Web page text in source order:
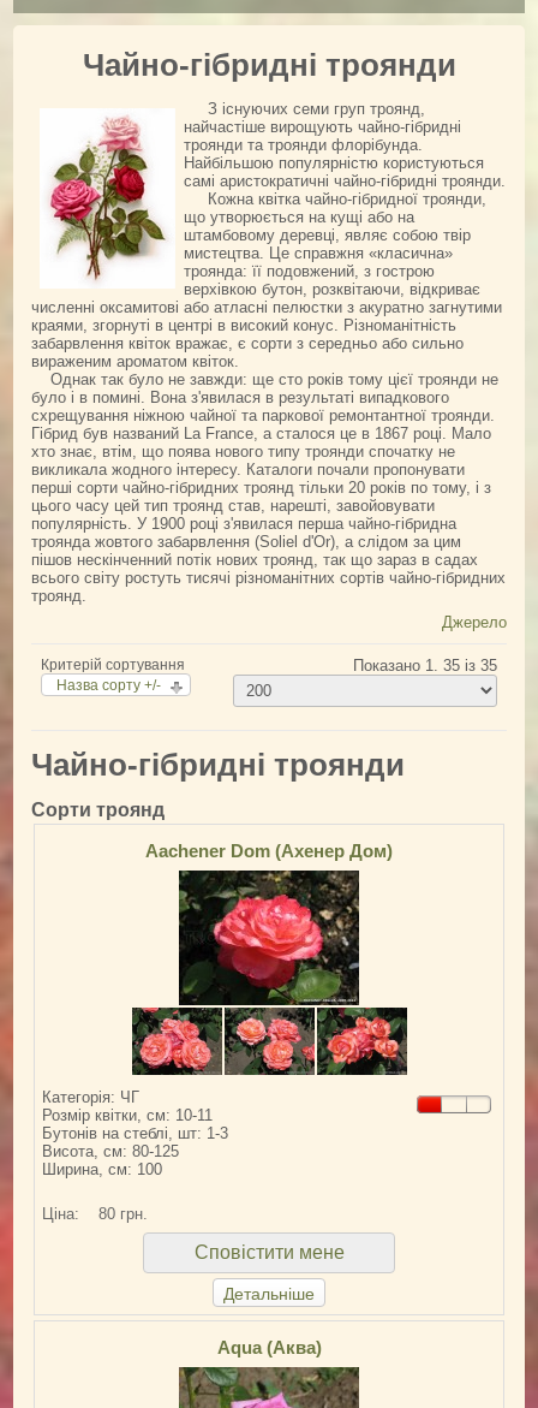
Поливання троянд
Підготовка до зими
Шкідники троянд
Болезни и вредители (фото)
Обрані посилання
АДРЕСА
КОНТАКТИ
ВІДГУКИ
Чайно-гібридні троянди
З існуючих семи груп троянд,
найчастіше вирощують чайно-гібридні
троянди та троянди флорібунда.
Найбільшою популярністю користуються
самі аристократичні чайно-гібридні троянди.
Кожна квітка чайно-гібридної троянди,
що утворюється на кущі або на
штамбовому деревці, являє собою твір
мистецтва. Це справжня «класична»
троянда: її подовжений, з гострою
верхівкою бутон, розквітаючи, відкриває
численні оксамитові або атласні пелюстки з акуратно загнутими
краями, згорнуті в центрі в високий конус. Різноманітність
забарвлення квіток вражає, є сорти з середньо або сильно
вираженим ароматом квіток.
Однак так було не завжди: ще сто років тому цієї троянди не
було і в помині. Вона з'явилася в результаті випадкового
схрещування ніжною чайної та паркової ремонтантної троянди.
Гібрид був названий La France, а сталося це в 1867 році. Мало
хто знає, втім, що поява нового типу троянди спочатку не
викликала жодного інтересу. Каталоги почали пропонувати
перші сорти чайно-гібридних троянд тільки 20 років по тому, і з
цього часу цей тип троянд став, нарешті, завойовувати
популярність. У 1900 році з'явилася перша чайно-гібридна
троянда жовтого забарвлення (Soliel d'Or), а слідом за цим
пішов нескінченний потік нових троянд, так що зараз в садах
всього світу ростуть тисячі різноманітних сортів чайно-гібридних
троянд.
Джерело
Критерій сортування
Назва сорту +/-
Показано 1. 35 із 35
Чайно-гібридні троянди
Сорти троянд
Aachener Dom (Ахенер Дом)
Категорія: ЧГ
Розмір квітки, см: 10-11
Бутонів на стеблі, шт: 1-3
Висота, см: 80-125
Ширина, см: 100
Ціна: 80 грн.
Сповістити мене
Детальніше
Aqua (Аква)